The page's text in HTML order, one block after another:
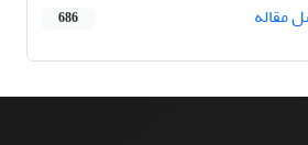
مقاله 686